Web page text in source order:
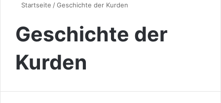
Startseite /Geschichte der Kurden
Geschichte der
Kurden